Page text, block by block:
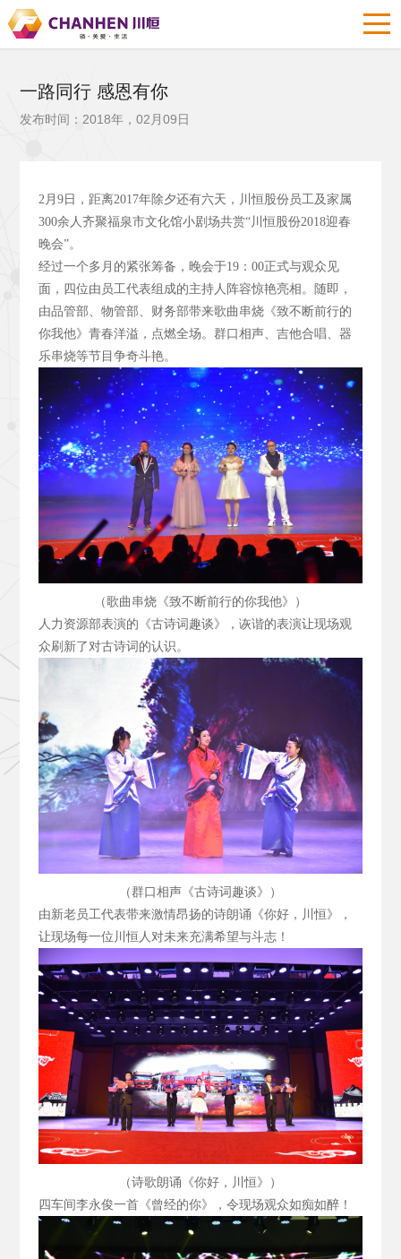
一路同行 感恩有你
发布时间：2018年，02月09日
2月9日，距离2017年除夕还有六天，川恒股份员工及家属
300余人齐聚福泉市文化馆小剧场共赏“川恒股份2018迎春
晚会”。
经过一个多月的紧张筹备，晚会于19：00正式与观众见
面，四位由员工代表组成的主持人阵容惊艳亮相。随即，
由品管部、物管部、财务部带来歌曲串烧《致不断前行的
你我他》青春洋溢，点燃全场。群口相声、吉他合唱、器
乐串烧等节目争奇斗艳。
（歌曲串烧《致不断前行的你我他》）
人力资源部表演的《古诗词趣谈》，诙谐的表演让现场观
众刷新了对古诗词的认识。
（群口相声《古诗词趣谈》）
由新老员工代表带来激情昂扬的诗朗诵《你好，川恒》，
让现场每一位川恒人对未来充满希望与斗志！
（诗歌朗诵《你好，川恒》）
四车间李永俊一首《曾经的你》，令现场观众如痴如醉！